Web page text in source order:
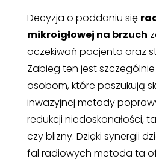
Decyzja o poddaniu się
mikroigłowej na brzuch
oczekiwań pacjenta oraz
Zabieg ten jest
osobom, które poszukują
inwazyjnej metody
redukcji niedoskonałości,
czy blizny. Dzięki synergii
fal radiowych metoda ta